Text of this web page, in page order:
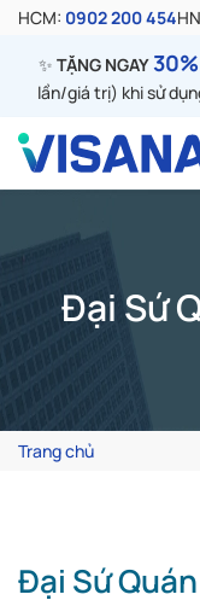
HCM: 0902 200 454
✨ TẶNG NGAY
lần/giá trị) khi sử
Đại Sứ
Trang chủ
Đại Sứ